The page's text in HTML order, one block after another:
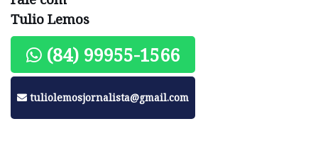
Tulio Lemos
(84) 99955-1566
tuliolemosjornalista@gmail.com